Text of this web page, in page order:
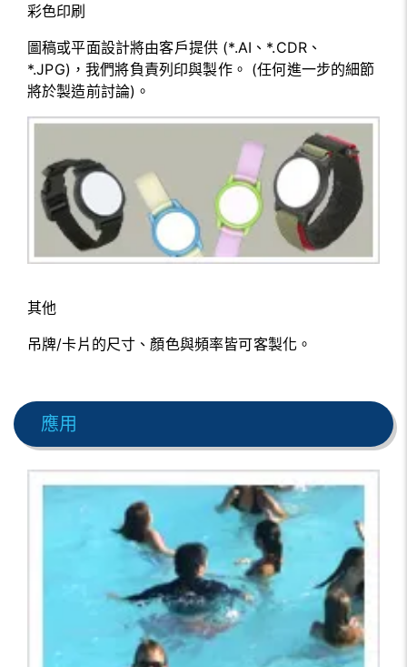
彩色印刷
圖稿或平面設計將由客戶提供 (*.AI、*.CDR、
*.JPG)，我們將負責列印與製作。 (任何進一步的細節
將於製造前討論)。
其他
吊牌/卡片的尺寸、顏色與頻率皆可客製化。
應用